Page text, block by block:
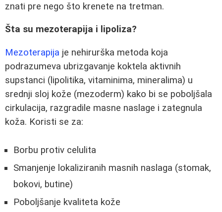
znati pre nego što krenete na tretman.
Šta su mezoterapija i lipoliza?
Mezoterapija je nehirurška metoda koja
podrazumeva ubrizgavanje koktela aktivnih
supstanci (lipolitika, vitaminima, mineralima) u
srednji sloj kože (mezoderm) kako bi se poboljšala
cirkulacija, razgradile masne naslage i zategnula
koža. Koristi se za:
Borbu protiv celulita
Smanjenje lokaliziranih masnih naslaga (stomak,
bokovi, butine)
Poboljšanje kvaliteta kože